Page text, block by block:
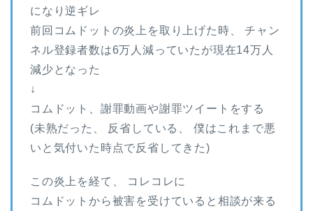
になり逆ギレ
前回コムドットの炎上を取り上げた時、 チャン
ネル登録者数は6万人減っていたが現在14万人
減少となった
↓
コムドット、謝罪動画や謝罪ツイートをする
(未熟だった、 反省している、 僕はこれまで悪
いと気付いた時点で反省してきた)
この炎上を経て、 コレコレに
コムドットから被害を受けていると相談が来る